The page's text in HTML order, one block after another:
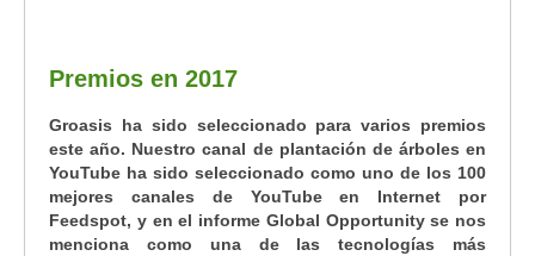
Premios en 2017
Groasis ha sido seleccionado para varios premios
este año. Nuestro canal de plantación de árboles en
YouTube ha sido seleccionado como uno de los 100
mejores canales de YouTube en Internet por
Feedspot, y en el informe Global Opportunity se nos
menciona como una de las tecnologías más